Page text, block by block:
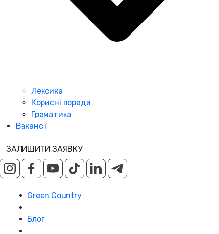
Лексика
Корисні поради
Граматика
Вакансії
ЗАЛИШИТИ ЗАЯВКУ
Green Country
Блог